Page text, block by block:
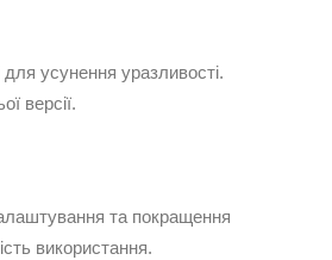
усунення уразливості.
версії.
та покращення
використання.